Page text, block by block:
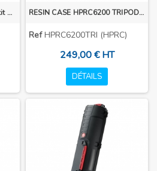
Valise vide pour trépieds petit modèles RESIN CASE HPRC6200 TRIPOD KIT
RefHPRC6200TRI (HPRC)
249,00 € HT
DÉTAILS